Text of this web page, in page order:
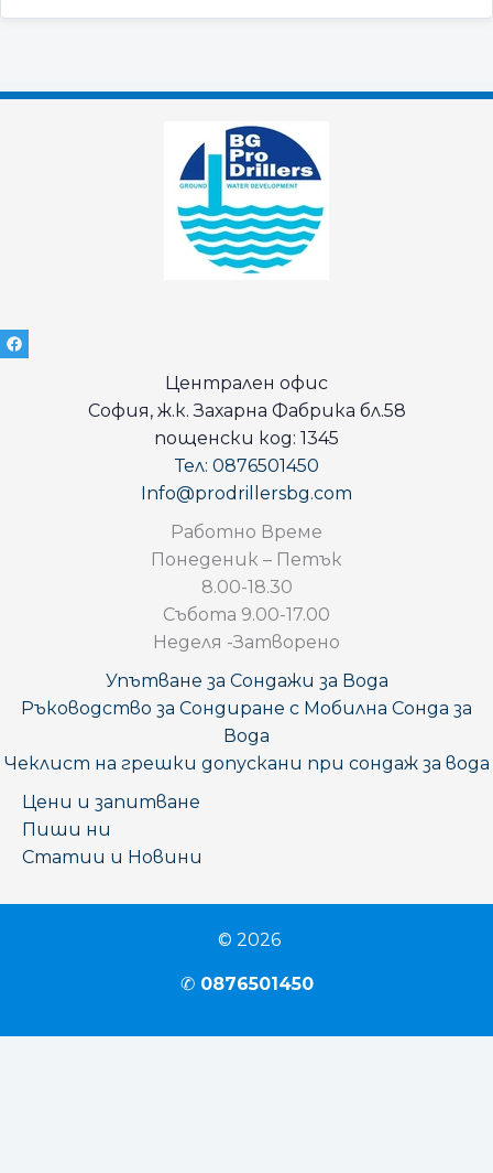
Централен офис
София, ж.к. Захарна Фабрика бл.58
пощенски код: 1345
Тел: 0876501450
Info@prodrillersbg.com
Работно Време
Понеденик – Петък
8.00-18.30
Събота 9.00-17.00
Неделя -Затворено
Упътване за Сондажи за Вода
Ръководство за Сондиране с Мобилна Сонда за
Вода
Чеклист на грешки допускани при сондаж за вода
Цени и запитване
Пиши ни
Статии и Новини
© 2026
✆0876501450